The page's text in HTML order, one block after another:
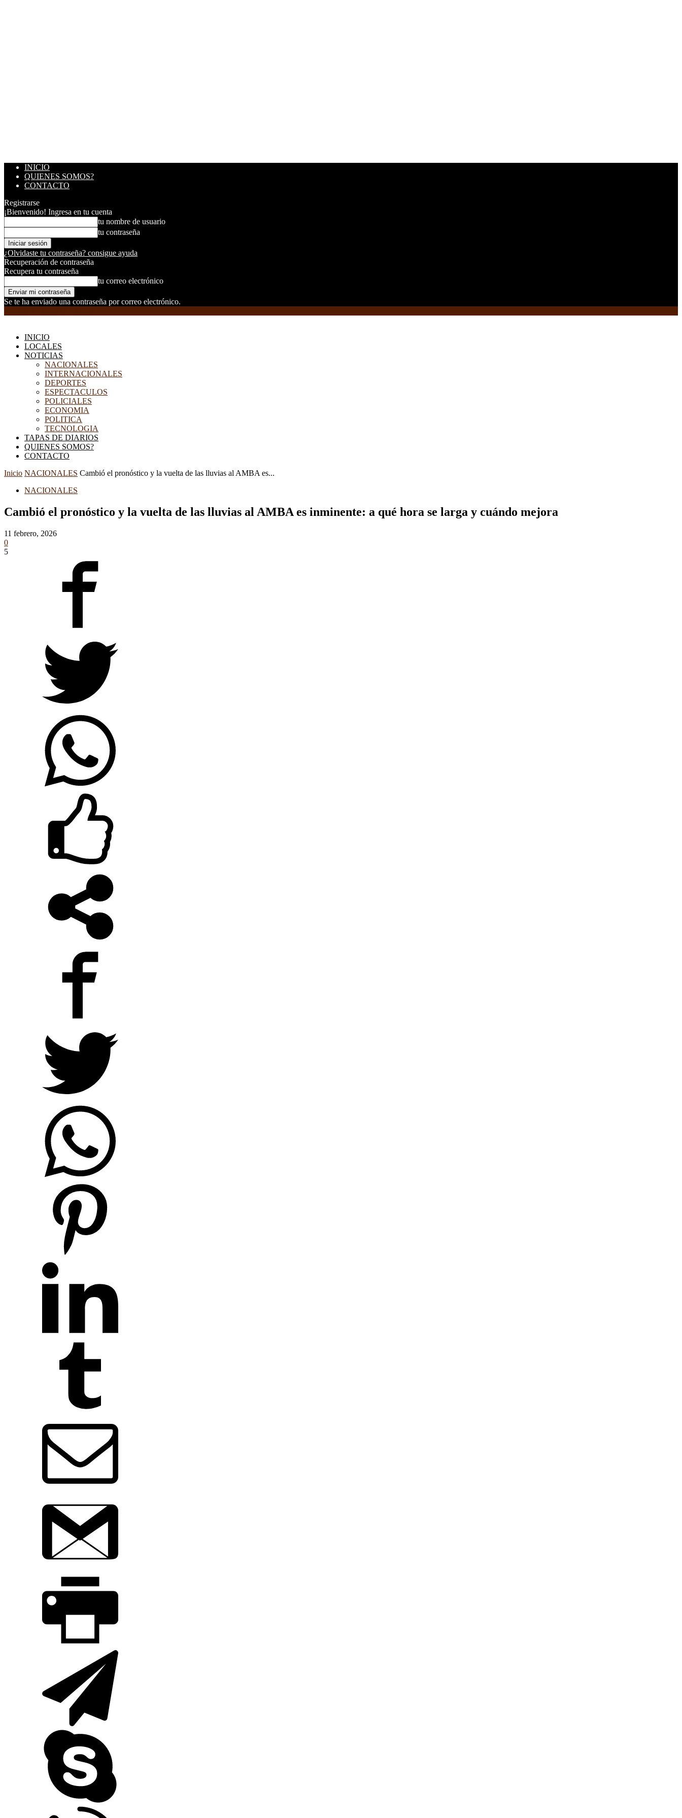
INICIO
QUIENES SOMOS?
CONTACTO
Registrarse
¡Bienvenido! Ingresa en tu cuenta
tu nombre de usuario
tu contraseña
¿Olvidaste tu contraseña? consigue ayuda
Recuperación de contraseña
Recupera tu contraseña
tu correo electrónico
Se te ha enviado una contraseña por correo electrónico.
INICIO
LOCALES
NOTICIAS
NACIONALES
INTERNACIONALES
DEPORTES
ESPECTACULOS
POLICIALES
ECONOMIA
POLITICA
TECNOLOGIA
TAPAS DE DIARIOS
QUIENES SOMOS?
CONTACTO
Inicio NACIONALES Cambió el pronóstico y la vuelta de las lluvias al AMBA es...
NACIONALES
Cambió el pronóstico y la vuelta de las lluvias al AMBA es inminente: a qué hora se larga y cuándo mejora
11 febrero, 2026
0
5